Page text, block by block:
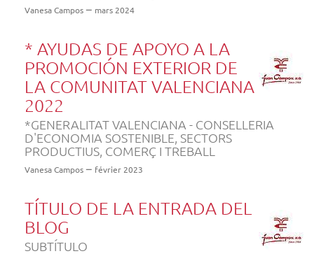
Vanesa Campos mars 2024
* AYUDAS DE APOYO A LA
PROMOCIÓN EXTERIOR DE
LA COMUNITAT VALENCIANA
2022
*GENERALITAT VALENCIANA - CONSELLERIA
D'ECONOMIA SOSTENIBLE, SECTORS
PRODUCTIUS, COMERÇ I TREBALL
Vanesa Campos février 2023
TÍTULO DE LA ENTRADA DEL
BLOG
SUBTÍTULO